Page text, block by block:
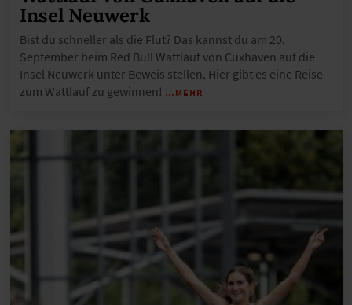
Insel Neuwerk
Bist du schneller als die Flut? Das kannst du am 20.
September beim Red Bull Wattlauf von Cuxhaven auf die
Insel Neuwerk unter Beweis stellen. Hier gibt es eine Reise
zum Wattlauf zu gewinnen! …MEHR